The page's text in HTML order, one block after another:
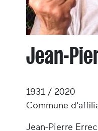
Jean-
1931 / 2020
Commune
Jean-Pierre